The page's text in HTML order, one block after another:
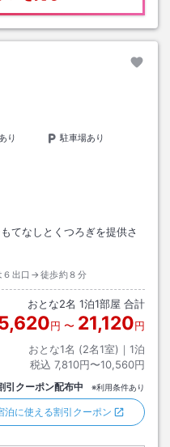
り
駐車場あり
てなしとくつろぎを提供さ
６出口→徒歩約８分
おとな2名 1泊1部屋 合計
円 〜 21,120円
おとな1名 (2名1室)｜ 1泊
税込 7,810円〜10,560円
引クーポン配布中 ※利用条件あり
に使える割引クーポン